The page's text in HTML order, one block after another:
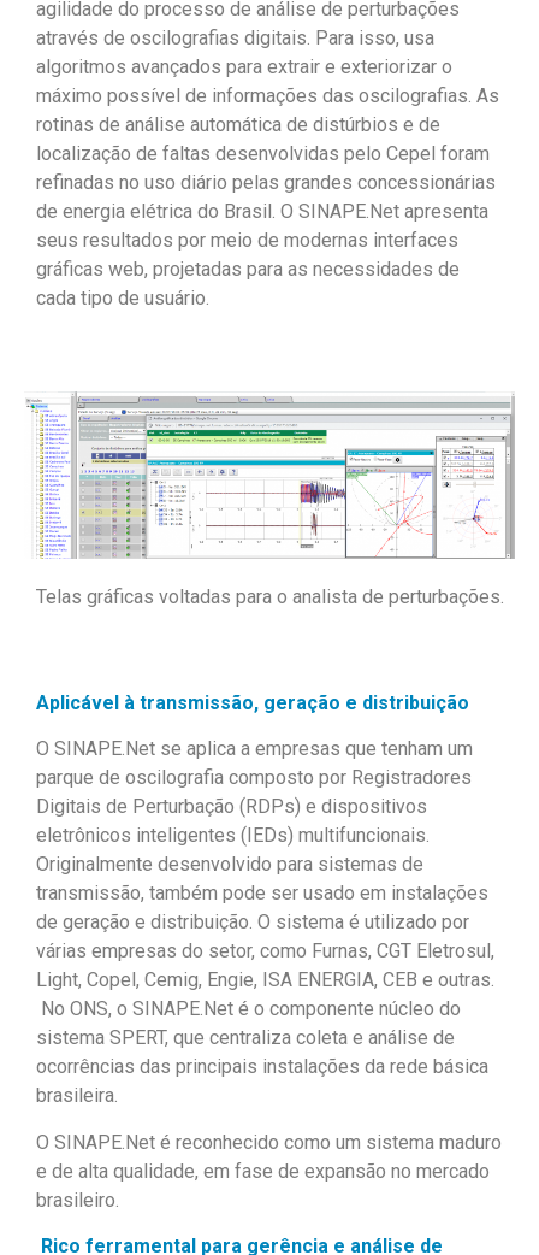
agilidade do processo de análise de perturbações
através de oscilografias digitais. Para isso, usa
algoritmos avançados para extrair e exteriorizar o
máximo possível de informações das oscilografias. As
rotinas de análise automática de distúrbios e de
localização de faltas desenvolvidas pelo Cepel foram
refinadas no uso diário pelas grandes concessionárias
de energia elétrica do Brasil. O SINAPE.Net apresenta
seus resultados por meio de modernas interfaces
gráficas web, projetadas para as necessidades de
cada tipo de usuário.
Telas gráficas voltadas para o analista de perturbações.
Aplicável à transmissão, geração e distribuição
O SINAPE.Net se aplica a empresas que tenham um
parque de oscilografia composto por Registradores
Digitais de Perturbação (RDPs) e dispositivos
eletrônicos inteligentes (IEDs) multifuncionais.
Originalmente desenvolvido para sistemas de
transmissão, também pode ser usado em instalações
de geração e distribuição. O sistema é utilizado por
várias empresas do setor, como Furnas, CGT Eletrosul,
Light, Copel, Cemig, Engie, ISA ENERGIA, CEB e outras.
No ONS, o SINAPE.Net é o componente núcleo do
sistema SPERT, que centraliza coleta e análise de
ocorrências das principais instalações da rede básica
brasileira.
O SINAPE.Net é reconhecido como um sistema maduro
e de alta qualidade, em fase de expansão no mercado
brasileiro.
Rico ferramental para gerência e análise de